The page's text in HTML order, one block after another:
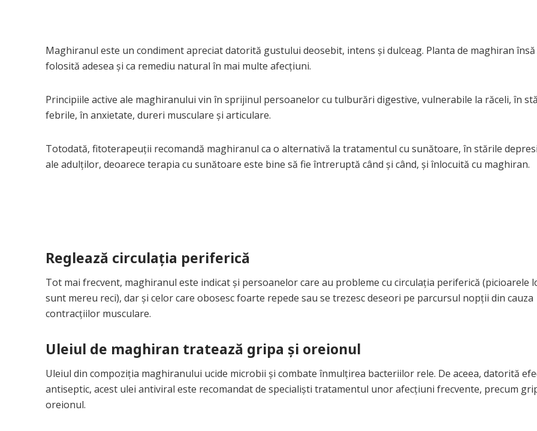
Maghiranul este un condiment apreciat datorită gustului deosebit, intens și dulceag. Planta de maghiran însă
folosită adesea și ca remediu natural în mai multe afecțiuni.
Principiile active ale maghiranului vin în sprijinul persoanelor cu tulburări digestive, vulnerabile la răceli, în
febrile, în anxietate, dureri musculare și articulare.
Totodată, fitoterapeuţii recomandă maghiranul ca o alternativă la tratamentul cu sunătoare, în stările
ale adulţilor, deoarece terapia cu sunătoare este bine să fie întreruptă când şi când, şi înlocuită cu maghiran.
Reglează circulaţia periferică
Tot mai frecvent, maghiranul este indicat şi persoanelor care au probleme cu circulaţia periferică (picioarele
sunt mereu reci), dar şi celor care obosesc foarte repede sau se trezesc deseori pe parcursul nopţii din cauza
contracţiilor musculare.
Uleiul de maghiran tratează gripa şi oreionul
Uleiul din compoziţia maghiranului ucide microbii şi combate înmulţirea bacteriilor rele. De aceea, datorită
antiseptic, acest ulei antiviral este recomandat de specialişti tratamentul unor afecţiuni frecvente, precum
oreionul.